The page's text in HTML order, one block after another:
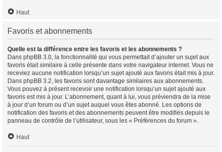
Haut
Favoris et abonnements
Quelle est la différence entre les favoris et les abonnements ?
Dans phpBB 3.0, la fonctionnalité qui vous permettait d’ajouter un sujet aux
favoris était similaire à celle présente dans votre navigateur internet. Vous ne
receviez aucune notification lorsqu’un sujet ajouté aux favoris était mis à jour.
Dans phpBB 3.2, les favoris sont davantage similaires aux abonnements.
Vous pouvez à présent recevoir une notification lorsqu’un sujet ajouté aux
favoris est mis à jour. L’abonnement, quant à lui, vous préviendra de la mise
à jour d’un forum ou d’un sujet auquel vous êtes abonné. Les options de
notification des favoris et des abonnements peuvent être modifiés depuis le
panneau de contrôle de l’utilisateur, sous les « Préférences du forum ».
Haut